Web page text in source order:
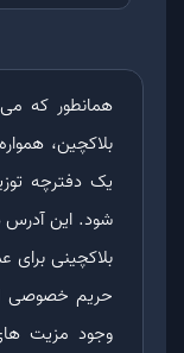
همانطور که
بلاکچین،
یک دفترچه
شود. این
بلاکچینی
حریم خصوصی
وجود مزیت های